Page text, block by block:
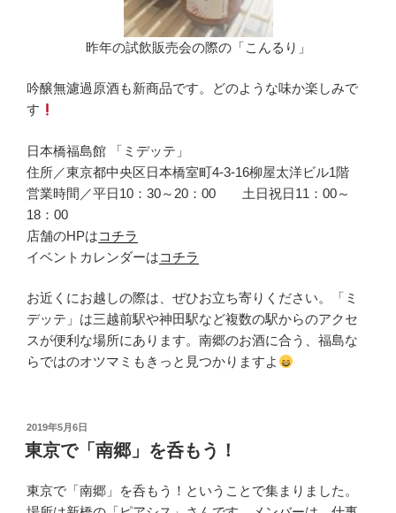
昨年の試飲販売会の際の「こんるり」
吟醸無濾過原酒も新商品です。どのような味か楽しみで
す
日本橋福島館 「ミデッテ」
住所／東京都中央区日本橋室町4-3-16柳屋太洋ビル1階
営業時間／平日10：30～20：00 土日祝日11：00～
18：00
店舗のHPはコチラ
イベントカレンダーはコチラ
お近くにお越しの際は、ぜひお立ち寄りください。「ミ
デッテ」は三越前駅や神田駅など複数の駅からのアクセ
スが便利な場所にあります。南郷のお酒に合う、福島な
らではのオツマミもきっと見つかりますよ
投
稿
日:
2019年5月6日
東京で「南郷」を呑もう！
東京で「南郷」を呑もう！ということで集まりました。